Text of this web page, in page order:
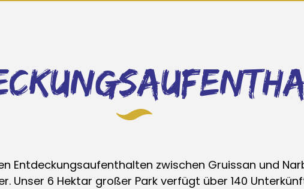
Entdeckungsaufenthalten zwischen Gruissan und
Unser 6 Hektar großer Park verfügt über 140